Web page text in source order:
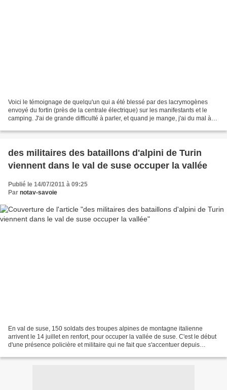
Voici le témoignage de quelqu'un qui a été blessé par des lacrymogènes
envoyé du fortin (près de la centrale électrique) sur les manifestants et le
camping. J'ai de grande difficulté à parler, et quand je mange, j'ai du mal à
des militaires des bataillons d'alpini de Turin
viennent dans le val de suse occuper la vallée
Publié le 14/07/2011 à 09:25
Par notav-savoie
En val de suse, 150 soldats des troupes alpines de montagne italienne
arrivent le 14 juillet en renfort, pour occuper la vallée de suse. C'est le début
d'une présence policière et militaire qui ne fait que s'accentuer depuis